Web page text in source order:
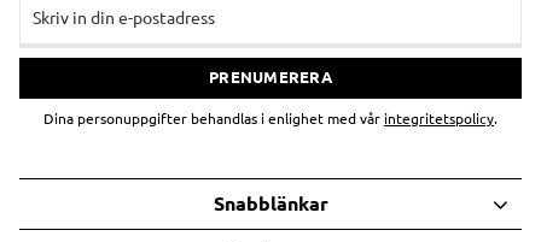
PRENUMERERA
Dina personuppgifter behandlas i enlighet med vår integritetspolicy.
Snabblänkar